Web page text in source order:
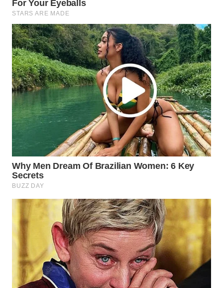
WAHANANEWS
ID
WAHANANEWS
CO ID
WAHANANEWS
NET
WAHANA
WAHANA
UMKM
WAHANA
SELEB
PERSONA
WAHANA
OTOMOTIF